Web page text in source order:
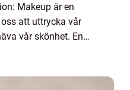
Makeup är en
att uttrycka vår
vår skönhet. En